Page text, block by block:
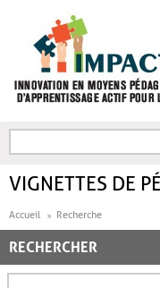
FORMULAIRE DE
VIGNETTES DE
Accueil Recherche
RECHERCHER